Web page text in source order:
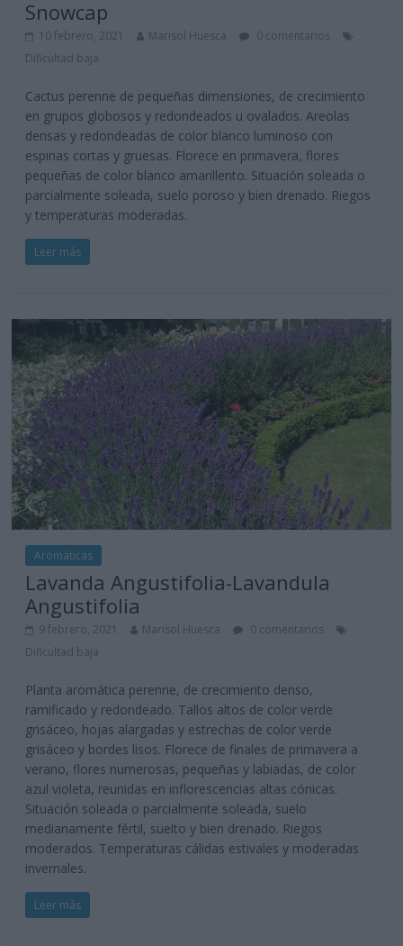
Snowcap
10 febrero, 2021 Marisol Huesca
0 comentarios
Dificultad baja
Cactus perenne de pequeñas dimensiones, de crecimiento
en grupos globosos y redondeados u ovalados. Areolas
densas y redondeadas de color blanco luminoso con
espinas cortas y gruesas. Florece en primavera, flores
pequeñas de color blanco amarillento. Situación soleada o
parcialmente soleada, suelo poroso y bien drenado. Riegos
y temperaturas moderadas.
Leer más
Aromáticas
Lavanda Angustifolia-Lavandula
Angustifolia
9 febrero, 2021 Marisol Huesca
0 comentarios
Dificultad baja
Planta aromática perenne, de crecimiento denso,
ramificado y redondeado. Tallos altos de color verde
grisáceo, hojas alargadas y estrechas de color verde
grisáceo y bordes lisos. Florece de finales de primavera a
verano, flores numerosas, pequeñas y labiadas, de color
azul violeta, reunidas en inflorescencias altas cónicas.
Situación soleada o parcialmente soleada, suelo
medianamente fértil, suelto y bien drenado. Riegos
moderados. Temperaturas cálidas estivales y moderadas
invernales.
Leer más